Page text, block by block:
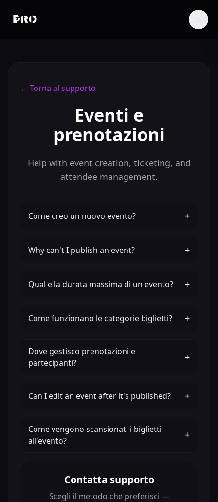
← Torna al supporto
Eventi e
prenotazioni
Help with event creation, ticketing, and
attendee management.
Come creo un nuovo evento? +
Why can't I publish an event? +
Qual e la durata massima di un evento? +
Come funzionano le categorie biglietti? +
Dove gestisco prenotazioni e
partecipanti?
+
Can I edit an event after it's published? +
Come vengono scansionati i biglietti
all'evento?
+
Contatta supporto
Scegli il metodo che preferisci —